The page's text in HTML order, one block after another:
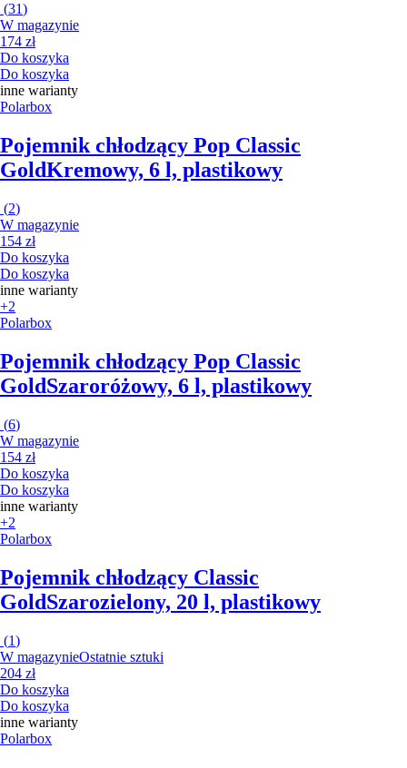
(31)
W magazynie
174 zł
Do koszyka
Do koszyka
inne warianty
Polarbox
Pojemnik chłodzący Pop Classic
GoldKremowy, 6 l, plastikowy
(2)
W magazynie
154 zł
Do koszyka
Do koszyka
inne warianty
+2
Polarbox
Pojemnik chłodzący Pop Classic
GoldSzaroróżowy, 6 l, plastikowy
(6)
W magazynie
154 zł
Do koszyka
Do koszyka
inne warianty
+2
Polarbox
Pojemnik chłodzący Classic
GoldSzarozielony, 20 l, plastikowy
(1)
W magazynieOstatnie sztuki
204 zł
Do koszyka
Do koszyka
inne warianty
Polarbox